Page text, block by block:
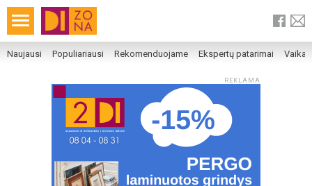
Naujausi Populiariausi Rekomenduojame Ekspertų patarimai
REKLAMA